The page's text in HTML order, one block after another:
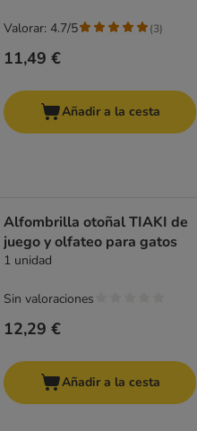
11,49 €
Valorar: 4.7/5 (3)
Añadir a la cesta
Alfombrilla otoñal TIAKI de
juego y olfateo para gatos
1 unidad
12,29 €
Sin valoraciones
Añadir a la cesta